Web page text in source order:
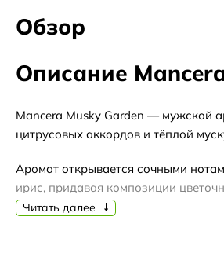
Обзор
Описание
Mancera Musky Garden — мужской
цитрусовых аккордов и тёплой
Аромат открывается сочными
ирис, придавая композиции
звучание.
Читать далее